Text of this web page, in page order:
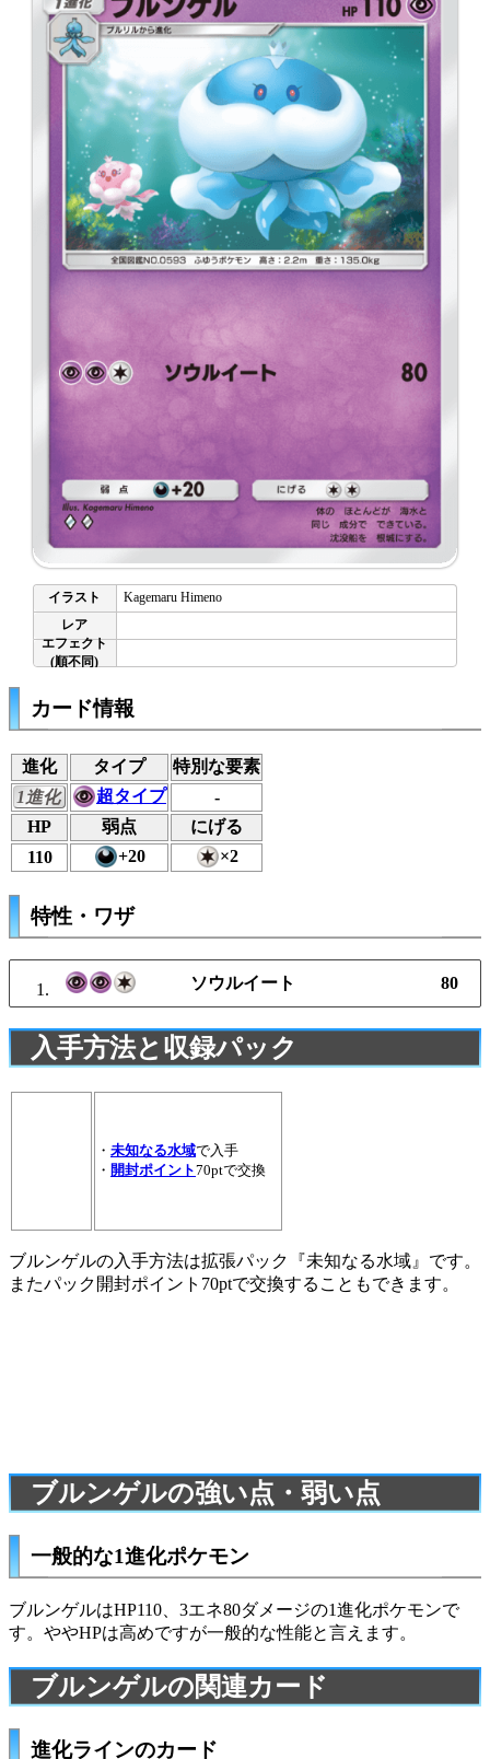
Kagemaru Himeno
カード情報
進化 タイプ
特別な要素
1進化
超タイプ
-
HP
弱点
にげる
110
+20 ×2
特性・ワザ
ソウルイート 80
入手方法と収録パック
・ 未知なる水域で入手
・ 開封ポイント70ptで交換
ブルンゲルの入手方法は拡張パック『未知なる水域』です。
またパック開封ポイント70ptで交換することもできます。
ブルンゲルの強い点・弱い点
一般的な1進化ポケモン
ブルンゲルはHP110、3エネ80ダメージの1進化ポケモンで
す。ややHPは高めですが一般的な性能と言えます。
ブルンゲルの関連カード
進化ラインのカード